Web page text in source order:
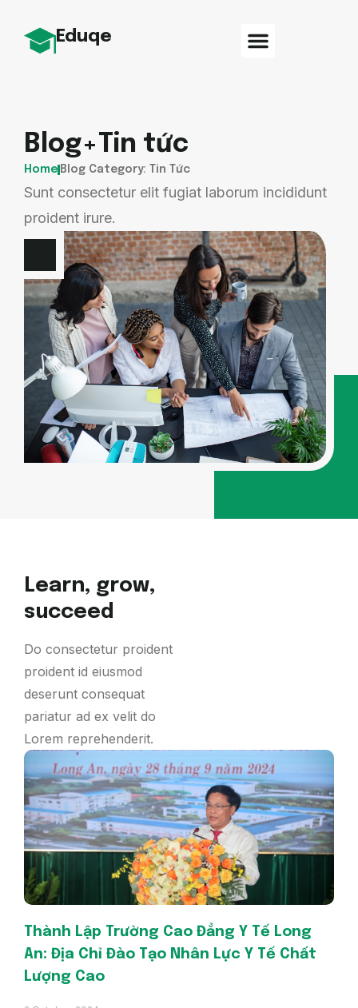
Eduqe
Blog+Tin tức
Home Blog Category: Tin Tức
Sunt consectetur elit fugiat laborum incididunt
proident irure.
Learn, grow,
succeed
Do consectetur proident
proident id eiusmod
deserunt consequat
pariatur ad ex velit do
Lorem reprehenderit.
Thành Lập Trường Cao Đẳng Y Tế Long
An: Địa Chỉ Đào Tạo Nhân Lực Y Tế Chất
Lượng Cao